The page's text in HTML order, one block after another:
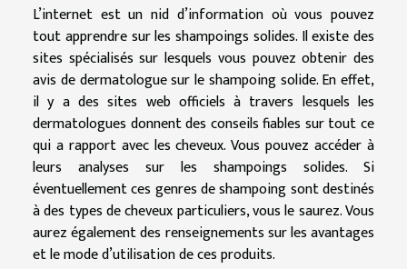
L’internet est un nid d’information où vous pouvez
tout apprendre sur les shampoings solides. Il existe des
sites spécialisés sur lesquels vous pouvez obtenir des
avis de dermatologue sur le shampoing solide. En effet,
il y a des sites web officiels à travers lesquels les
dermatologues donnent des conseils fiables sur tout ce
qui a rapport avec les cheveux. Vous pouvez accéder à
leurs analyses sur les shampoings solides. Si
éventuellement ces genres de shampoing sont destinés
à des types de cheveux particuliers, vous le saurez. Vous
aurez également des renseignements sur les avantages
et le mode d’utilisation de ces produits.